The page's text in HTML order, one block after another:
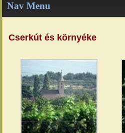
Nav Menu
Cserkút és környéke